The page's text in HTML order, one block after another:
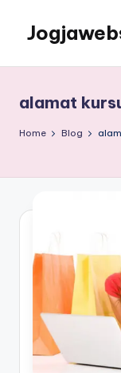
alamat
Home Blog